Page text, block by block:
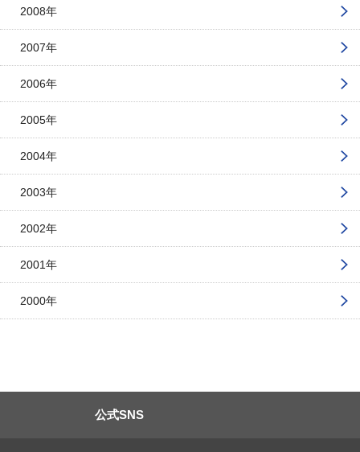
2008年
2007年
2006年
2005年
2004年
2003年
2002年
2001年
2000年
公式SNS